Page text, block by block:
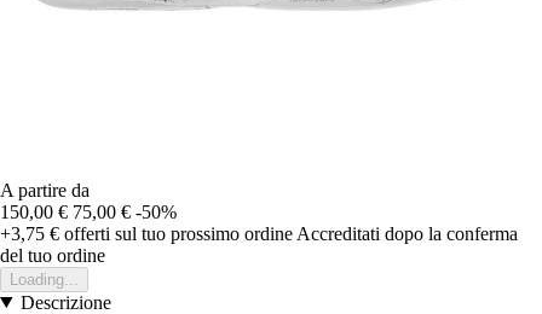
A partire da
150,00 € 75,00 € -50%
+3,75 € offerti sul tuo prossimo ordine Accreditati dopo la conferma
del tuo ordine
Loading...
Descrizione